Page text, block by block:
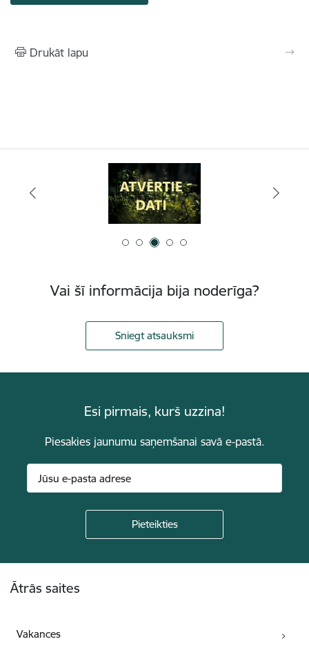
Drukāt lapu
Vai šī informācija bija noderīga?
Sniegt atsauksmi
Esi pirmais, kurš uzzina!
Piesakies jaunumu saņemšanai savā e-pastā.
Ātrās saites
Vakances